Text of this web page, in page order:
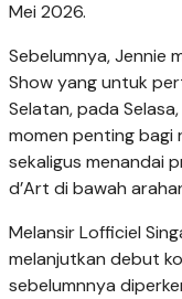
Mei 2026.
Sebelumnya, Jennie
Show yang untuk
Selatan, pada
momen penting bagi
sekaligus menandai
d’Art di bawah
Melansir Lofficiel
melanjutkan debut
sebelumnnya